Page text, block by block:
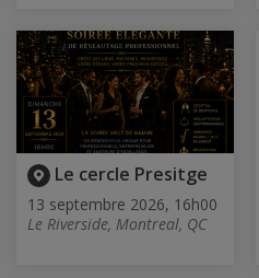
Le cercle Presitge
13 septembre 2026, 16h00
Le Riverside, Montreal, QC